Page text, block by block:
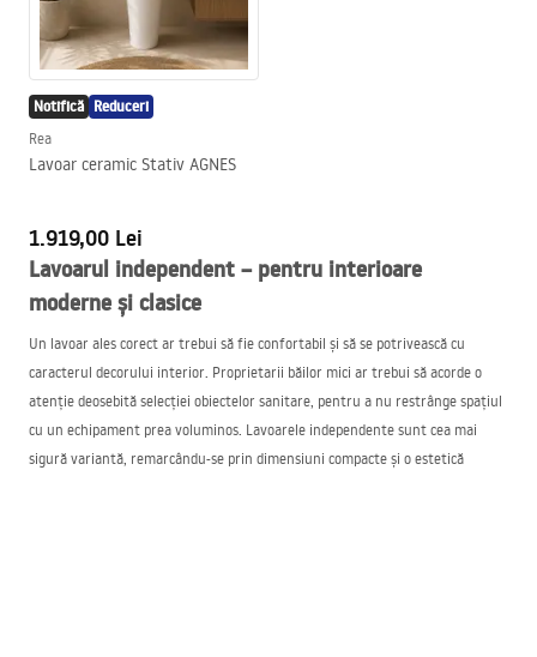
Notifică Reduceri
Rea
Lavoar ceramic Stativ AGNES
1.919,00 Lei
Lavoarul independent – pentru interioare
moderne și clasice
Un lavoar ales corect ar trebui să fie confortabil și să se potrivească cu
caracterul decorului interior. Proprietarii băilor mici ar trebui să acorde o
atenție deosebită selecției obiectelor sanitare, pentru a nu restrânge spațiul
cu un echipament prea voluminos. Lavoarele independente sunt cea mai
sigură variantă, remarcându-se prin dimensiuni compacte și o estetică